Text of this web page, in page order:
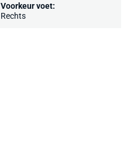
Voorkeur voet:
Rechts